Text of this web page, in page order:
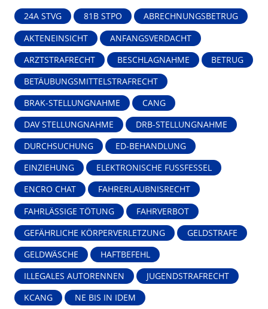
24A STVG 81B STPO ABRECHNUNGSBETRUG
AKTENEINSICHT ANFANGSVERDACHT
ARZTSTRAFRECHT BESCHLAGNAHME BETRUG
BETÄUBUNGSMITTELSTRAFRECHT
BRAK-STELLUNGNAHME CANG
DAV STELLUNGNAHME DRB-STELLUNGNAHME
DURCHSUCHUNG ED-BEHANDLUNG
EINZIEHUNG ELEKTRONISCHE FUSSFESSEL
ENCRO CHAT FAHRERLAUBNISRECHT
FAHRLÄSSIGE TÖTUNG FAHRVERBOT
GEFÄHRLICHE KÖRPERVERLETZUNG GELDSTRAFE
GELDWÄSCHE HAFTBEFEHL
ILLEGALES AUTORENNEN JUGENDSTRAFRECHT
KCANG NE BIS IN IDEM